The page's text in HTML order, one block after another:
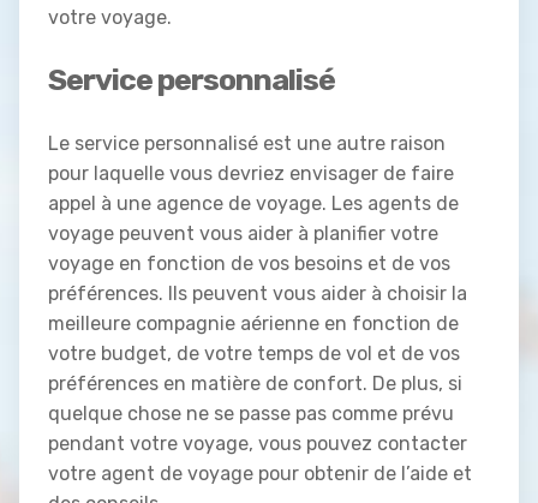
votre voyage.
Service personnalisé
Le service personnalisé est une autre raison
pour laquelle vous devriez envisager de faire
appel à une agence de voyage. Les agents de
voyage peuvent vous aider à planifier votre
voyage en fonction de vos besoins et de vos
préférences. Ils peuvent vous aider à choisir la
meilleure compagnie aérienne en fonction de
votre budget, de votre temps de vol et de vos
préférences en matière de confort. De plus, si
quelque chose ne se passe pas comme prévu
pendant votre voyage, vous pouvez contacter
votre agent de voyage pour obtenir de l’aide et